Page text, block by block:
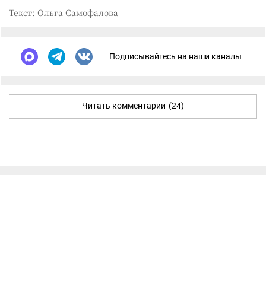
Текст: Ольга Самофалова
Подписывайтесь на наши каналы
Читать комментарии (24)